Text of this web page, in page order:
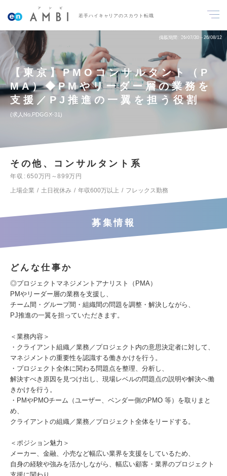
若手ハイキャリアのスカウト転職
掲載期間 26/07/30～26/08/12
【東京】PMOコンサルタント（P
MA）◆PMやリーダー層の業務を
支援／PJ推進の一翼を担う役割
求人No.PDGGX-31
その他、コンサルタント系
年収
650万円～899万円
上場企業
土日祝休み 年収600万以上 フレックス勤務
募集情報
どんな仕事か
◎プロジェクトマネジメントアナリスト（PMA）
PMやリーダー層の業務を⽀援し、
チーム間・グループ間・組織間の問題を調整・解決しながら、
PJ推進の⼀翼を担っていただきます。
＜業務内容＞
・クライアント組織／業務／プロジェクト内の意思決定者に対して、
マネジメントの重要性を認識する働きかけを⾏う。
・プロジェクト全体に関わる問題点を整理、分析し、
解決すべき原因を⾒つけ出し、現場レベルの問題点の説明や解決へ働
きかけを⾏う。
・PMやPMOチーム（ユーザー、ベンダー側のPMO 等）を取りまと
め、
クライアントの組織／業務／プロジェクト全体をリードする。
＜ポジション魅⼒＞
メーカー、⾦融、⼩売など幅広い業界を⽀援をしているため、
⾃⾝の経験や強みを活かしながら、幅広い顧客・業界のプロジェクト